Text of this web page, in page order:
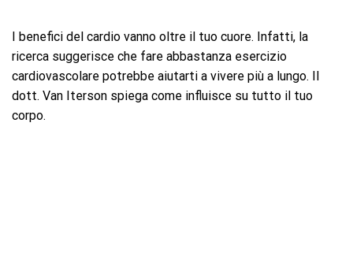
I benefici del cardio vanno oltre il tuo cuore. Infatti, la
ricerca suggerisce che fare abbastanza esercizio
cardiovascolare potrebbe aiutarti a vivere più a lungo. Il
dott. Van Iterson spiega come influisce su tutto il tuo
corpo.